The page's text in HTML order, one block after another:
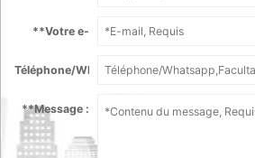
**Votre e-
Téléphone/Whatsapp :
**Message :